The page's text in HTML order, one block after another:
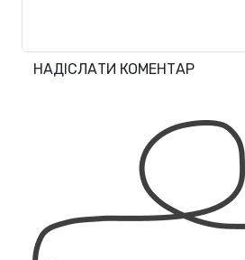
НАДІСЛАТИ КОМЕНТАР